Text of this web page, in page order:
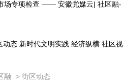
场专项检查 —— 安徽党媒云| 社区融-
动态 新时代文明实践 经济纵横 社区视
融 > 街区动态